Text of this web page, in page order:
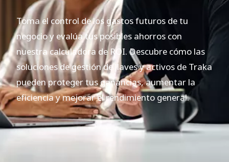
Toma el control de los gastos futuros de tu
negocio y evalúa tus posibles ahorros con
nuestra calculadora de ROI. Descubre cómo las
soluciones de gestión de llaves y activos de Traka
pueden proteger tus ganancias, aumentar la
eficiencia y mejorar el rendimiento general.